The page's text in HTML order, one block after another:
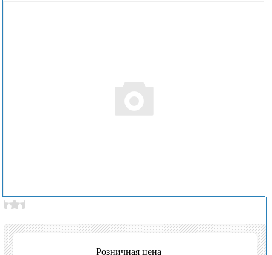
Розничная цена